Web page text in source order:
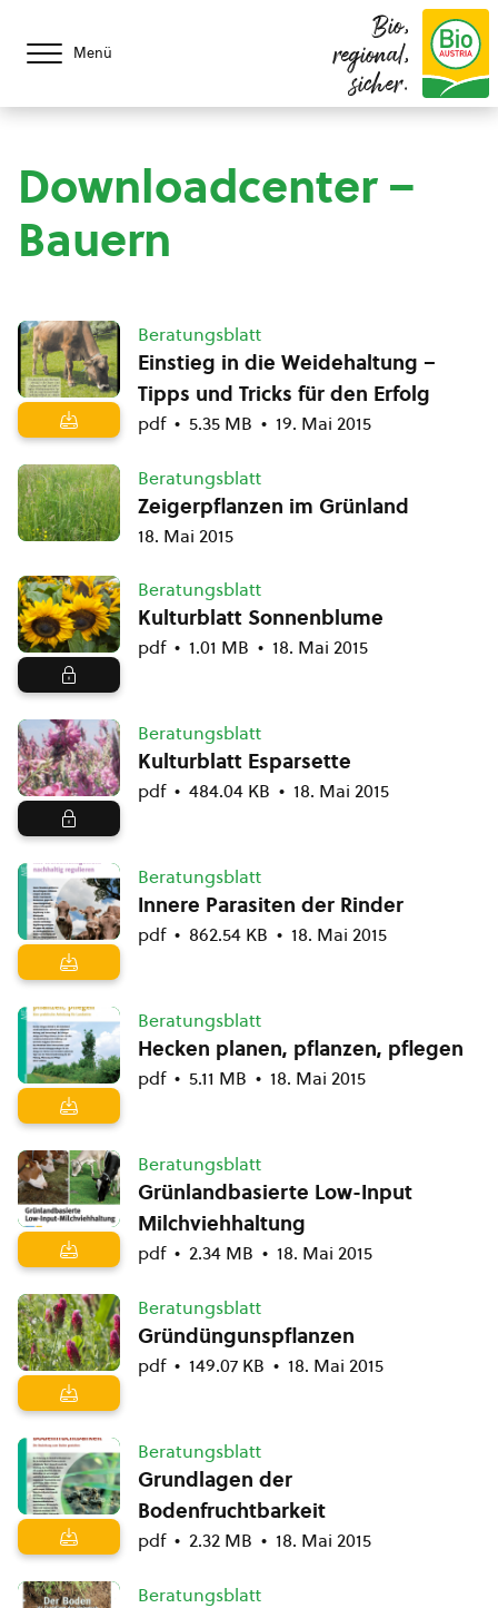
Menü
Bio,
regional,
sicher.
Downloadcenter –
Bauern
Beratungsblatt
Einstieg in die Weidehaltung –
Tipps und Tricks für den Erfolg
pdf 5.35 MB 19. Mai 2015
Beratungsblatt
Zeigerpflanzen im Grünland
18. Mai 2015
Beratungsblatt
Kulturblatt Sonnenblume
pdf 1.01 MB 18. Mai 2015
Beratungsblatt
Kulturblatt Esparsette
pdf 484.04 KB 18. Mai 2015
Beratungsblatt
Innere Parasiten der Rinder
pdf 862.54 KB 18. Mai 2015
Beratungsblatt
Hecken planen, pflanzen, pflegen
pdf 5.11 MB 18. Mai 2015
Beratungsblatt
Grünlandbasierte Low-Input
Milchviehhaltung
pdf 2.34 MB 18. Mai 2015
Beratungsblatt
Gründüngunspflanzen
pdf 149.07 KB 18. Mai 2015
Beratungsblatt
Grundlagen der
Bodenfruchtbarkeit
pdf 2.32 MB 18. Mai 2015
Beratungsblatt